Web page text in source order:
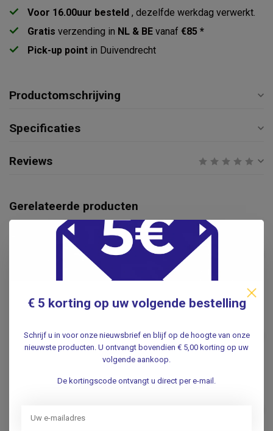
Voor 16.00uur besteld , dezelfde werkdag verwerkt.
Gratis verzending in NL & BE vanaf €85 *
Pick-up point in Duivendrecht
Productomschrijving
Specificaties
Reviews
Gerelateerde producten
AIDAPT
Aidapt Twee-in-één
Lichtgewicht Rollator en
Rolstoel
Carbon ultra lichtgewicht
rollator- Wit
€575,00
€ 5 korting op uw volgende bestelling
Schrijf u in voor onze nieuwsbrief en blijf op de hoogte van onze
nieuwste producten. U ontvangt bovendien € 5,00 korting op uw
volgende aankoop.
De kortingscode ontvangt u direct per e-mail.